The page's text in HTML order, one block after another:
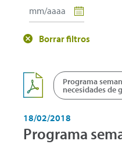
Borrar filtros
Programa
necesidades de
18/02/2018
Programa